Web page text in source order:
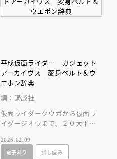
平成仮面ライダー ガジェット
アーカイヴス 変身ベルト＆ウ
エポン辞典
編：講談社
仮面ライダークウガから仮面ラ
イダージオウまで、２０大平成
器、バイクなどのガジェットを
掲載！
2026.02.09
電子あり
試し読み